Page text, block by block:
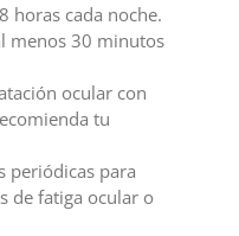
horas cada noche.
menos 30 minutos
ocular con
tu
periódicas para
de fatiga ocular o